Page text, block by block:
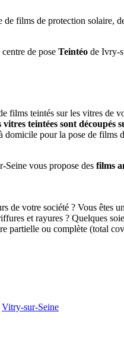
de films de protection solaire,
de pose Teintéo de Ivry-
films teintés sur les vitres
vitres teintées sont découpés
pour la pose de films
Seine vous propose des films
votre société ? Vous êtes
et rayures ? Quelques
partielle ou complète (total
Vitry-sur-Seine